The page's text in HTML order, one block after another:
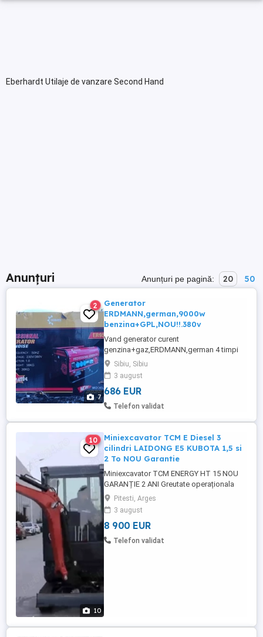
Eberhardt Utilaje de vanzare Second Hand
Anunțuri Anunțuri pe pagină: 20 50
7
2
Generator
ERDMANN,german,9000w
benzina+GPL,NOU!!.380v
Vand generator curent
genzina+gaz,ERDMANN,german 4 timpi
9000w,nou,functioneaza cu benzina
,butelie gaz,sau gaze naturale trei prize
220v+1 priza 380v.
Sibiu, Sibiu
3 august
686 EUR
Telefon validat
10
10
Miniexcavator TCM E Diesel 3
cilindri LAIDONG E5 KUBOTA 1,5 si
2 To NOU Garantie
Miniexcavator TCM ENERGY HT 15 NOU
GARANȚIE 2 ANI Greutate operaționala
1500 kg -Motor Laidong 380 euro5 diesel
3 cilindrI, 19 KW. cap cil 1379 cmc Brat
rotativ . cabina inchisa . Adâncime săpare
2,2 m. Instalație Picon Burghiu INCLUSE
cupă de 40cm, 25 cmm și cupă de taluz
Pitesti, Arges
3 august
8 900 EUR
Telefon validat